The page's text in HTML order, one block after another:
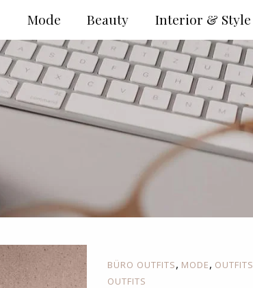
BÜRO OUTFITS, MODE, OUTFITS
OUTFITS
Interior & Style
Beauty
Mode